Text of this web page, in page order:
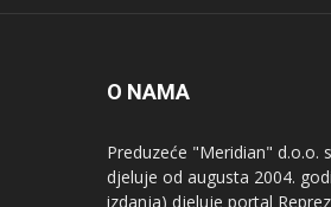
O NAMA
Preduzeće "Meridian" d.o.o.
djeluje od augusta 2004.
izdanja) djeluje portal